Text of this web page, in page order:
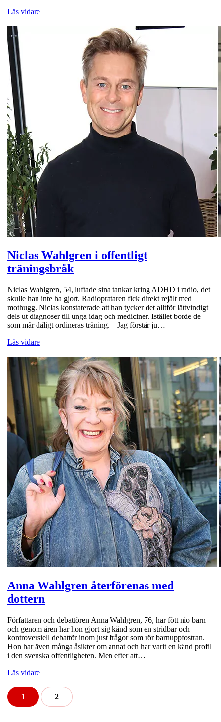
Läs vidare
Niclas Wahlgren i offentligt
träningsbråk
Niclas Wahlgren, 54, luftade sina tankar kring ADHD i radio, det
skulle han inte ha gjort. Radioprataren fick direkt rejält med
mothugg. Niclas konstaterade att han tycker det alltför lättvindigt
dels ut diagnoser till unga idag och mediciner. Istället borde de
som mår dåligt ordineras träning. – Jag förstår ju…
Läs vidare
Anna Wahlgren återförenas med
dottern
Författaren och debattören Anna Wahlgren, 76, har fött nio barn
och genom åren har hon gjort sig känd som en stridbar och
kontroversiell debattör inom just frågor som rör barnuppfostran.
Hon har även många åsikter om annat och har varit en känd profil
i den svenska offentligheten. Men efter att…
Läs vidare
1 2